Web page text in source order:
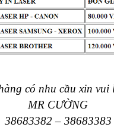
có nhu cầu xin vui
MR CƯỜNG
38683382 – 38683383